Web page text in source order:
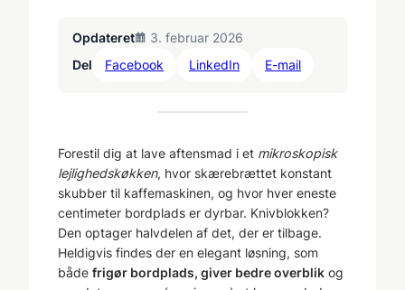
Opdateret
3. februar 2026
Del
Facebook LinkedIn E-mail
Forestil dig at lave aftensmad i et mikroskopisk
lejlighedskøkken, hvor skærebrættet konstant
skubber til kaffemaskinen, og hvor hver eneste
centimeter bordplads er dyrbar. Knivblokken?
Den optager halvdelen af det, der er tilbage.
Heldigvis findes der en elegant løsning, som
både frigør bordplads, giver bedre overblik og